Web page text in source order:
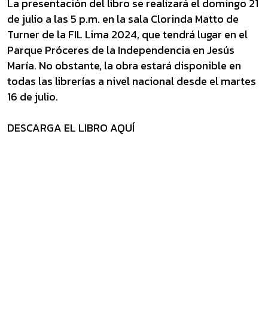
La presentación del libro se realizará el domingo 21
de julio a las 5 p.m. en la sala Clorinda Matto de
Turner de la FIL Lima 2024, que tendrá lugar en el
Parque Próceres de la Independencia en Jesús
María. No obstante, la obra estará disponible en
todas las librerías a nivel nacional desde el martes
16 de julio.
DESCARGA EL LIBRO AQUÍ